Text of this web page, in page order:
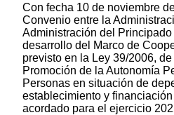
Con fecha 10 de noviembre
Convenio entre la
Administración del Principado
desarrollo del Marco de
previsto en la Ley 39/2006,
Promoción de la Autonomía
Personas en situación de
establecimiento y
acordado para el ejercicio